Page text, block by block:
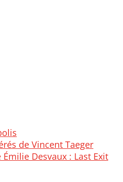
de Vincent Taeger
Desvaux : Last Exit